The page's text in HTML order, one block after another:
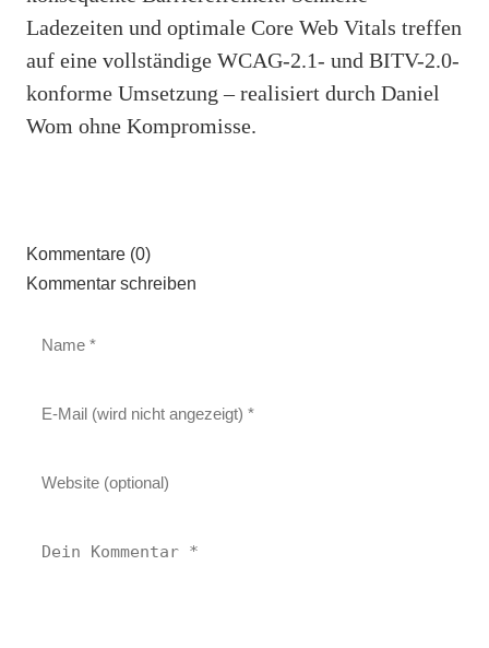
Ladezeiten und optimale Core Web Vitals treffen
auf eine vollständige WCAG-2.1- und BITV-2.0-
konforme Umsetzung – realisiert durch Daniel
Wom ohne Kompromisse.
Kommentare (0)
Kommentar schreiben